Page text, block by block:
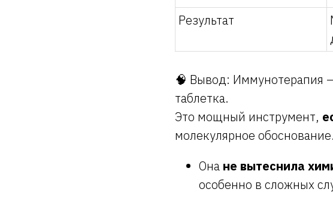
Результат
🧠 Вывод: Иммунотерапия
таблетка.
Это мощный инструмент,
молекулярное обоснование.
Она не вытеснила
особенно в сложных